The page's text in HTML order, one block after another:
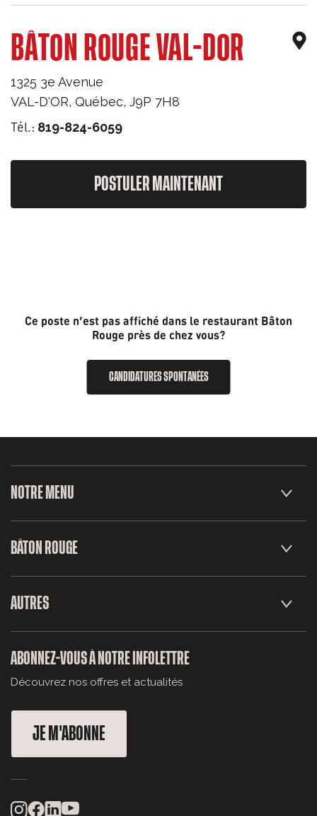
BÂTON ROUGE VAL-DOR
1325 3e Avenue
VAL-D'OR, Québec, J9P 7H8
Tél.: 819-824-6059
POSTULER MAINTENANT
Ce poste n’est pas affiché dans le restaurant Bâton
Rouge près de chez vous?
CANDIDATURES SPONTANÉES
NOTRE MENU
BÂTON ROUGE
AUTRES
ABONNEZ-VOUS À NOTRE INFOLETTRE
Découvrez nos offres et actualités
JE M'ABONNE